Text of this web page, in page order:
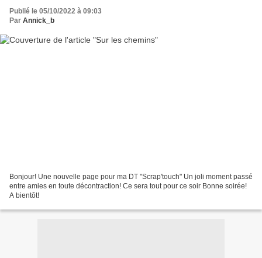
Publié le 05/10/2022 à 09:03
Par Annick_b
Bonjour! Une nouvelle page pour ma DT "Scrap'touch" Un joli moment passé
entre amies en toute décontraction! Ce sera tout pour ce soir Bonne soirée!
A bientôt!